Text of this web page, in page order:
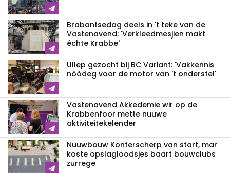
Brabantsedag deels in 't teke van de
Vastenavend: 'Verkleedmesjien makt
échte Krabbe'
Ullep gezocht bij BC Variant: 'Vakkennis
nòòdeg voor de motor van 't onderstel'
Vastenavend Akkedemie wir op de
Krabbenfoor mette nuuwe
aktiviteitekelender
Nuuwbouw Konterscherp van start, mar
koste opslagloodsjes baart bouwclubs
zurrege